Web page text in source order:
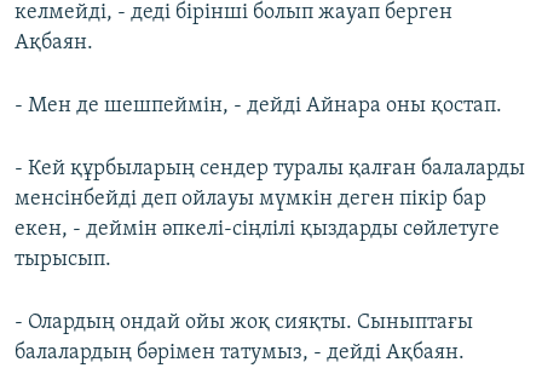
келмейді, - деді бірінші болып жауап берген
Ақбаян.
- Мен де шешпеймін, - дейді Айнара оны қостап.
- Кей құрбыларың сендер туралы қалған балаларды
менсінбейді деп ойлауы мүмкін деген пікір бар
екен, - деймін әпкелі-сіңлілі қыздарды сөйлетуге
тырысып.
- Олардың ондай ойы жоқ сияқты. Сыныптағы
балалардың бәрімен татумыз, - дейді Ақбаян.